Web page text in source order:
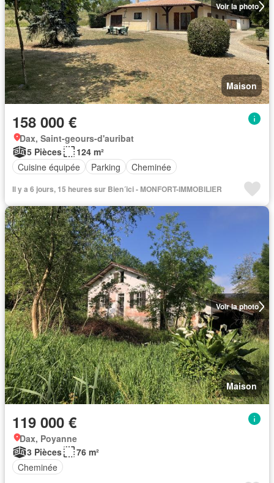
Voir la photo
Maison
158 000 €
Dax, Saint-geours-d'auribat
5 Pièces
124 m²
Cuisine équipée
Parking Cheminée
Il y a 6 jours, 15 heures sur Bien´ici - MONFORT-IMMOBILIER
Voir la photo
Maison
119 000 €
Dax, Poyanne
3 Pièces
76 m²
Cheminée